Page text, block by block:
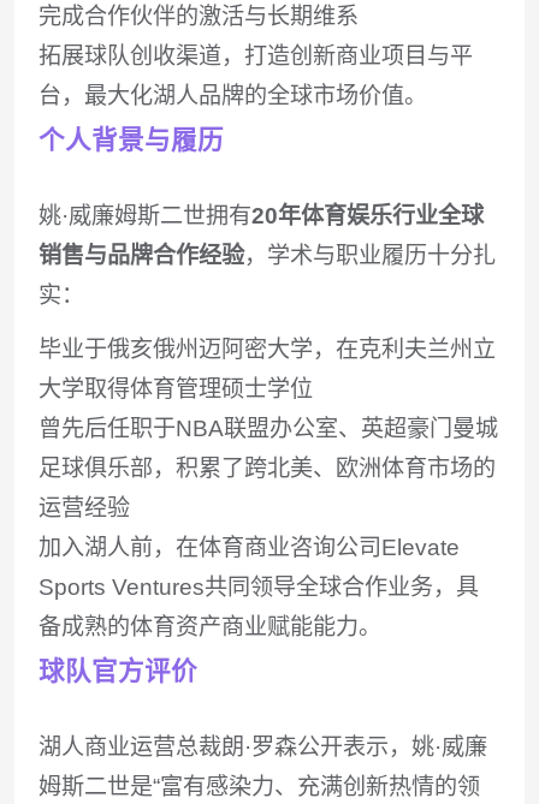
完成合作伙伴的激活与长期维系
拓展球队创收渠道，打造创新商业项目与平
台，最大化湖人品牌的全球市场价值。
个人背景与履历
姚·威廉姆斯二世拥有‌20年体育娱乐行业全球
销售与品牌合作经验‌，学术与职业履历十分扎
实：
毕业于俄亥俄州迈阿密大学，在克利夫兰州立
大学取得体育管理硕士学位
曾先后任职于NBA联盟办公室、英超豪门曼城
足球俱乐部，积累了跨北美、欧洲体育市场的
运营经验
加入湖人前，在体育商业咨询公司Elevate
Sports Ventures共同领导全球合作业务，具
备成熟的体育资产商业赋能能力。
球队官方评价
湖人商业运营总裁朗·罗森公开表示，姚·威廉
姆斯二世是“富有感染力、充满创新热情的领